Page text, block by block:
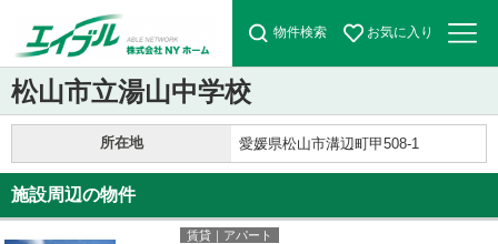
物件検索 お気に入り
松山市立湯山中学校
所在地 愛媛県松山市溝辺町甲508-1
施設周辺の物件
賃貸｜アパート